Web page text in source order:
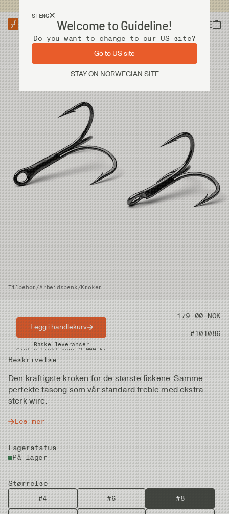
STENG
Welcome to Guideline!
Do you want to change to our US site?
Go to US site
STAY ON NORWEGIAN SITE
Tilbehør/Arbeidsbenk/Kroker
Pris 179.00 NOK
Artikkelnummer #101086
Beskrivelse
Den kraftigste kroken for de største fiskene. Samme
perfekte fasong som vår standard treble med ekstra
sterk wire.
Les mer
Lagerstatus
På lager
Størrelse
#4
#6 #8
Legg i handlekurv
Raske leveranser
Gratis frakt over 2.000 kr